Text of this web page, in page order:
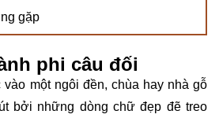
gặp
phi câu đối
một ngôi đền, chùa hay nhà gỗ
bởi những dòng chữ đẹp đẽ treo